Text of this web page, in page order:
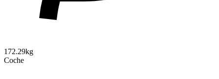
172.29kg
Coche